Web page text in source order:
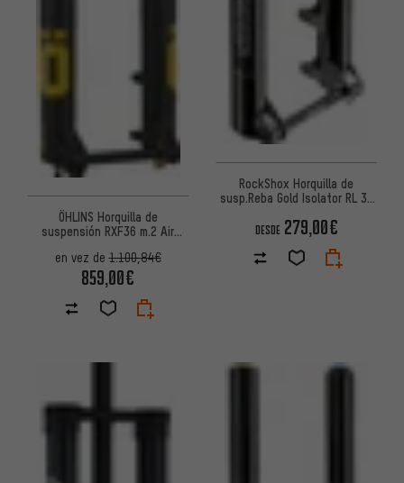
ÖHLINS Horquilla de
suspensión RXF36 m.2 Air
en vez de1.100,84€
859,00€
RockShox Horquilla de
susp.Reba Gold Isolator RL 3P
DESDE 279,00€